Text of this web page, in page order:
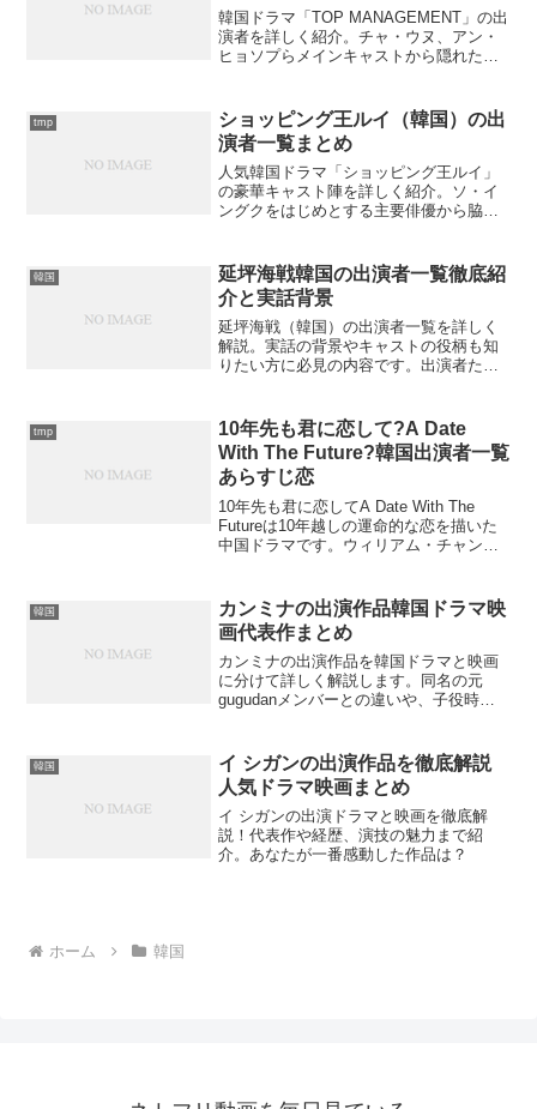
韓国ドラマ「TOP MANAGEMENT」の出
演者を詳しく紹介。チャ・ウヌ、アン・
ヒョソプらメインキャストから隠れた逸
tmp
ショッピング王ルイ（韓国）の出
演者一覧まとめ
人気韓国ドラマ「ショッピング王ルイ」
の豪華キャスト陣を詳しく紹介。ソ・イ
ングクをはじめとする主要俳優から脇役
韓国
延坪海戦韓国の出演者一覧徹底紹
介と実話背景
延坪海戦（韓国）の出演者一覧を詳しく
解説。実話の背景やキャストの役柄も知
りたい方に必見の内容です。出演者たち
tmp
10年先も君に恋して?A Date
With The Future?韓国出演者一覧
あらすじ恋
10年先も君に恋してA Date With The
Futureは10年越しの運命的な恋を描いた
中国ドラマです。ウィリアム・チャンと
す。果たして二人の恋の行方は？
韓国
カンミナの出演作品韓国ドラマ映
画代表作まとめ
カンミナの出演作品を韓国ドラマと映画
に分けて詳しく解説します。同名の元
gugudanメンバーとの違いや、子役時代
韓国
イ シガンの出演作品を徹底解説
人気ドラマ映画まとめ
イ シガンの出演ドラマと映画を徹底解
説！代表作や経歴、演技の魅力まで紹
介。あなたが一番感動した作品は？
ホーム 韓国